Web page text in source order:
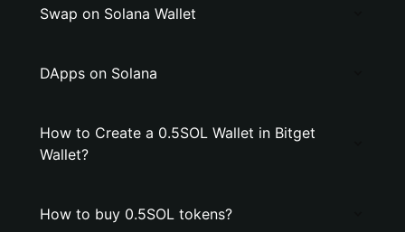
Swap on Solana Wallet
DApps on Solana
How to Create a 0.5SOL Wallet in Bitget
Wallet?
How to buy 0.5SOL tokens?